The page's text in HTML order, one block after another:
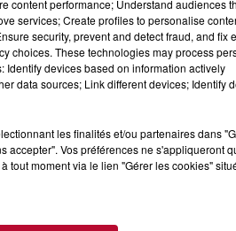
Voir plus
content performance; Understand audiences
services; Create profiles to personalise
security, prevent and detect fraud, and fix
choices. These technologies may process
devices based on information actively
data sources; Link different devices; Identify
les finalités et/ou partenaires dans
accepter". Vos préférences ne s'appliqueront
tout moment via le lien "Gérer les cookies"